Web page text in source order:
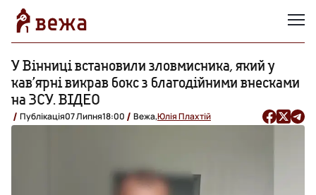
У Вінниці встановили зловмисника, який у
кав’ярні викрав бокс з благодійними внесками
на ЗСУ. ВІДЕО
Публікація07 Липня18:00 Вежа,Юлія Плахтій